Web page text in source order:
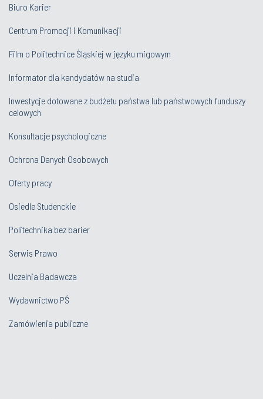
Biuro Karier
Centrum Promocji i Komunikacji
Film o Politechnice Śląskiej w języku migowym
Informator dla kandydatów na studia
Inwestycje dotowane z budżetu państwa lub państwowych funduszy
celowych
Konsultacje psychologiczne
Ochrona Danych Osobowych
Oferty pracy
Osiedle Studenckie
Politechnika bez barier
Serwis Prawo
Uczelnia Badawcza
Wydawnictwo PŚ
Zamówienia publiczne